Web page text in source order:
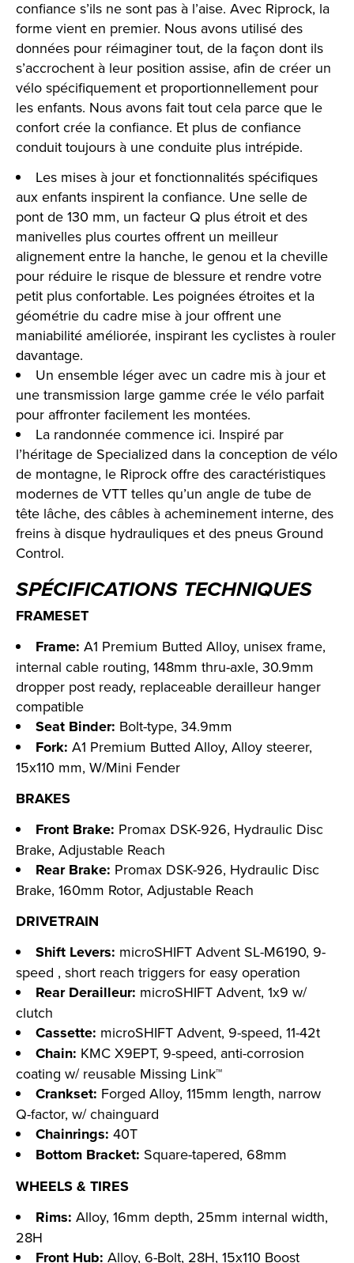
confiance s’ils ne sont pas à l’aise. Avec Riprock, la
forme vient en premier. Nous avons utilisé des
données pour réimaginer tout, de la façon dont ils
s’accrochent à leur position assise, afin de créer un
vélo spécifiquement et proportionnellement pour
les enfants. Nous avons fait tout cela parce que le
confort crée la confiance. Et plus de confiance
conduit toujours à une conduite plus intrépide.
Les mises à jour et fonctionnalités spécifiques
aux enfants inspirent la confiance. Une selle de
pont de 130 mm, un facteur Q plus étroit et des
manivelles plus courtes offrent un meilleur
alignement entre la hanche, le genou et la cheville
pour réduire le risque de blessure et rendre votre
petit plus confortable. Les poignées étroites et la
géométrie du cadre mise à jour offrent une
maniabilité améliorée, inspirant les cyclistes à rouler
davantage.
Un ensemble léger avec un cadre mis à jour et
une transmission large gamme crée le vélo parfait
pour affronter facilement les montées.
La randonnée commence ici. Inspiré par
l’héritage de Specialized dans la conception de vélo
de montagne, le Riprock offre des caractéristiques
modernes de VTT telles qu’un angle de tube de
tête lâche, des câbles à acheminement interne, des
freins à disque hydrauliques et des pneus Ground
Control.
SPÉCIFICATIONS TECHNIQUES
FRAMESET
Frame: A1 Premium Butted Alloy, unisex frame,
internal cable routing, 148mm thru-axle, 30.9mm
dropper post ready, replaceable derailleur hanger
compatible
Seat Binder: Bolt-type, 34.9mm
Fork: A1 Premium Butted Alloy, Alloy steerer,
15x110 mm, W/Mini Fender
BRAKES
Front Brake: Promax DSK-926, Hydraulic Disc
Brake, Adjustable Reach
Rear Brake: Promax DSK-926, Hydraulic Disc
Brake, 160mm Rotor, Adjustable Reach
DRIVETRAIN
Shift Levers: microSHIFT Advent SL-M6190, 9-
speed , short reach triggers for easy operation
Rear Derailleur: microSHIFT Advent, 1x9 w/
clutch
Cassette: microSHIFT Advent, 9-speed, 11-42t
Chain: KMC X9EPT, 9-speed, anti-corrosion
coating w/ reusable Missing Link™
Crankset: Forged Alloy, 115mm length, narrow
Q-factor, w/ chainguard
Chainrings: 40T
Bottom Bracket: Square-tapered, 68mm
WHEELS & TIRES
Rims: Alloy, 16mm depth, 25mm internal width,
28H
Front Hub: Alloy, 6-Bolt, 28H, 15x110 Boost